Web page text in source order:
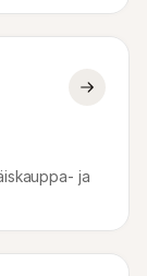
ja